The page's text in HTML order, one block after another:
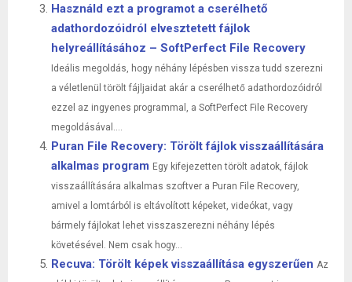
Használd ezt a programot a cserélhető
adathordozóidról elvesztetett fájlok
helyreállításához – SoftPerfect File Recovery
Ideális megoldás, hogy néhány lépésben vissza tudd szerezni
a véletlenül törölt fájljaidat akár a cserélhető adathordozóidról
ezzel az ingyenes programmal, a SoftPerfect File Recovery
megoldásával....
Puran File Recovery: Törölt fájlok visszaállítására
alkalmas program Egy kifejezetten törölt adatok, fájlok
visszaállítására alkalmas szoftver a Puran File Recovery,
amivel a lomtárból is eltávolított képeket, videókat, vagy
bármely fájlokat lehet visszaszerezni néhány lépés
követésével. Nem csak hogy...
Recuva: Törölt képek visszaállítása egyszerűen Az